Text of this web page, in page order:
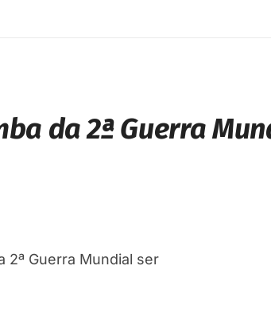
da 2ª Guerra